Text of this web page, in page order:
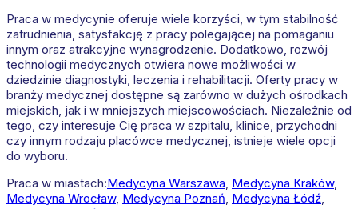
Praca w medycynie oferuje wiele korzyści, w tym stabilność
zatrudnienia, satysfakcję z pracy polegającej na pomaganiu
innym oraz atrakcyjne wynagrodzenie. Dodatkowo, rozwój
technologii medycznych otwiera nowe możliwości w
dziedzinie diagnostyki, leczenia i rehabilitacji. Oferty pracy w
branży medycznej dostępne są zarówno w dużych ośrodkach
miejskich, jak i w mniejszych miejscowościach. Niezależnie od
tego, czy interesuje Cię praca w szpitalu, klinice, przychodni
czy innym rodzaju placówce medycznej, istnieje wiele opcji
do wyboru.
Praca w miastach:Medycyna Warszawa, Medycyna Kraków,
Medycyna Wrocław, Medycyna Poznań, Medycyna Łódź,